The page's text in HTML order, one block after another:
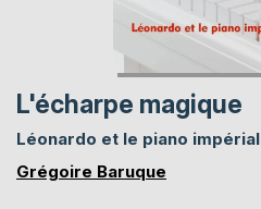
L'écharpe magique
Léonardo et le piano impérial
Grégoire Baruque